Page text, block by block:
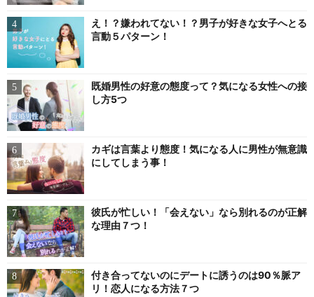
え！？嫌われてない！？男子が好きな女子へとる
言動５パターン！
既婚男性の好意の態度って？気になる女性への接
し方5つ
カギは言葉より態度！気になる人に男性が無意識
にしてしまう事！
彼氏が忙しい！「会えない」なら別れるのが正解
な理由７つ！
付き合ってないのにデートに誘うのは90％脈ア
リ！恋人になる方法７つ